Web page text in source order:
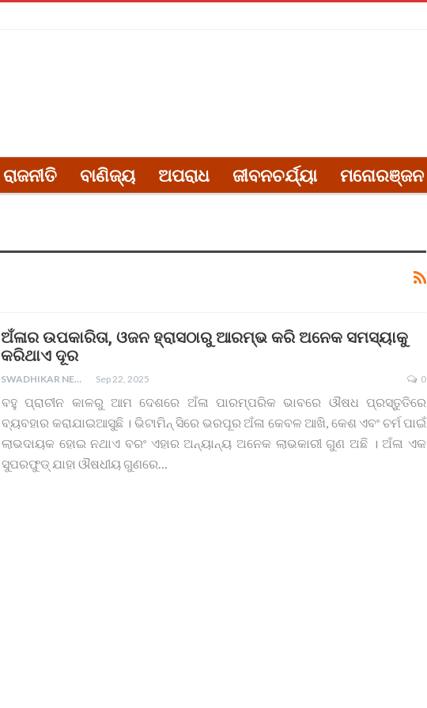
ରାଜନୀତି ବାଣିଜ୍ୟ ଅପରାଧ ଜୀବନଚର୍ଯ୍ୟା ମନୋରଞ୍ଜନ
ଅଁଳାର ଉପକାରିତା, ଓଜନ ହ୍ରାସଠାରୁ ଆରମ୍ଭ କରି ଅନେକ ସମସ୍ୟାକୁ
କରିଥାଏ ଦୂର
SWADHIKAR NEWS Sep 22, 2025 0
ବହୁ ପ୍ରାଚୀନ କାଳରୁ ଆମ ଦେଶରେ ଅଁଳା ପାରମ୍ପରିକ ଭାବରେ ଔଷଧ ପ୍ରସ୍ତୁତିରେ
ବ୍ୟବହାର କରାଯାଇଆସୁଛି । ଭିଟାମିନ୍ ସିରେ ଭରପୂର ଅଁଳା କେବଳ ଆଖି, କେଶ ଏବଂ ଚର୍ମ ପାଇଁ
ଲାଭଦାୟକ ହୋଇ ନଥାଏ ବରଂ ଏହାର ଅନ୍ୟାନ୍ୟ ଅନେକ ଲାଭକାରୀ ଗୁଣ ଅଛି । ଅଁଳା ଏକ
ସୁପରଫୁଡ୍ ଯାହା ଔଷଧୀୟ ଗୁଣରେ…